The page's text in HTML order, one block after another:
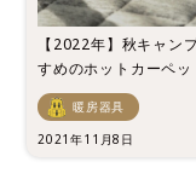
【2022年】秋キャン
すめのホットカーペッ
底冷えでも快適に
暖房器具
2021年11月8日